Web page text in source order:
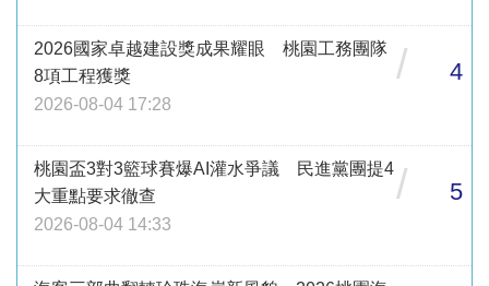
2026國家卓越建設獎成果耀眼 桃園工務團隊
8項工程獲獎
2026-08-04 17:28
/ 4
桃園盃3對3籃球賽爆AI灌水爭議 民進黨團提4
大重點要求徹查
2026-08-04 14:33
/ 5